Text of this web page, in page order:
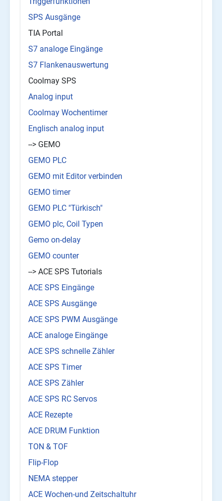
SPS Ausgänge
TIA Portal
S7 analoge Eingänge
S7 Flankenauswertung
Coolmay SPS
Analog input
Coolmay Wochentimer
Englisch analog input
--> GEMO
GEMO PLC
GEMO mit Editor verbinden
GEMO timer
GEMO PLC "Türkisch"
GEMO plc, Coil Typen
Gemo on-delay
GEMO counter
--> ACE SPS Tutorials
ACE SPS Eingänge
ACE SPS Ausgänge
ACE SPS PWM Ausgänge
ACE analoge Eingänge
ACE SPS schnelle Zähler
ACE SPS Timer
ACE SPS Zähler
ACE SPS RC Servos
ACE Rezepte
ACE DRUM Funktion
TON & TOF
Flip-Flop
NEMA stepper
ACE Wochen-und Zeitschaltuhr